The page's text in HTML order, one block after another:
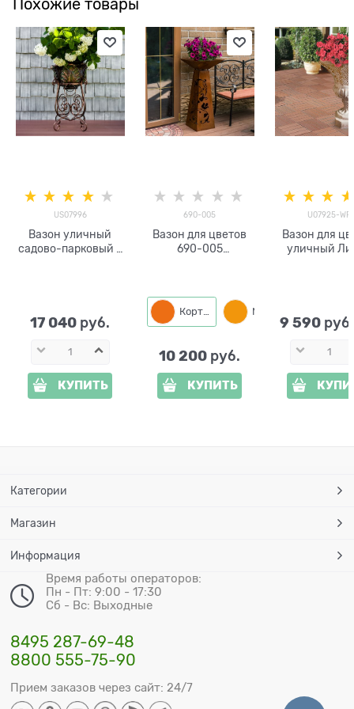
Похожие товары
US07996
Вазон уличный
садово-парковый с
17 040 руб.
КУПИТЬ
690-005
Вазон для цветов
690-005
Кортен
10 200 руб.
КУПИТЬ
U07925-WP
Вазон для
уличный
9 590
Категории
Магазин
Информация
Время работы операторов:
Пн - Пт: 9:00 - 17:30
Сб - Вс: Выходные
8495 287-69-48
8800 555-75-90
Прием заказов через сайт: 24/7